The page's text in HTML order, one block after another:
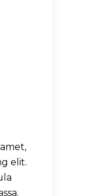
elit.